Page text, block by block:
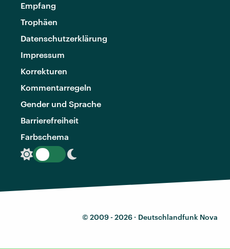
Empfang
Trophäen
Datenschutzerklärung
Impressum
Korrekturen
Kommentarregeln
Gender und Sprache
Barrierefreiheit
Farbschema
© 2009 - 2026 · Deutschlandfunk Nova